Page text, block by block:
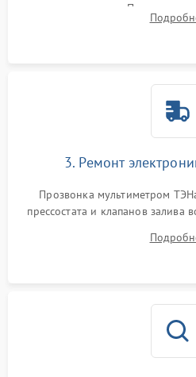
амортизаторов. Проверка
крестовины на износ, а
3. Ремонт
Прозвонка мультиметром
прессостата и клапанов
Восстановление